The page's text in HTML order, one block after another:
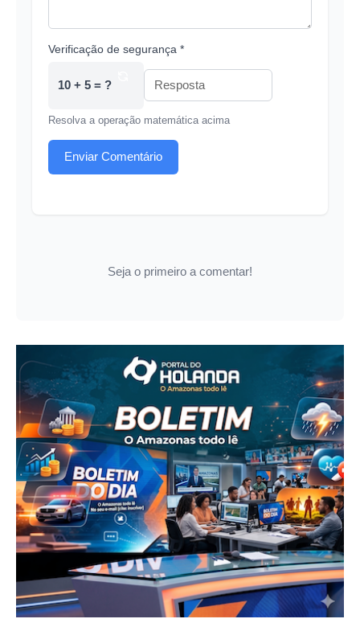
Verificação de segurança *
10 + 5 = ?
Resolva a operação matemática acima
Enviar Comentário
Seja o primeiro a comentar!